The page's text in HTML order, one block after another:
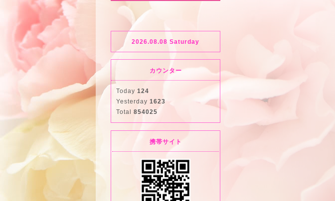
2026.08.08 Saturday
カウンター
Today 124
Yesterday 1623
Total 854025
携帯サイト